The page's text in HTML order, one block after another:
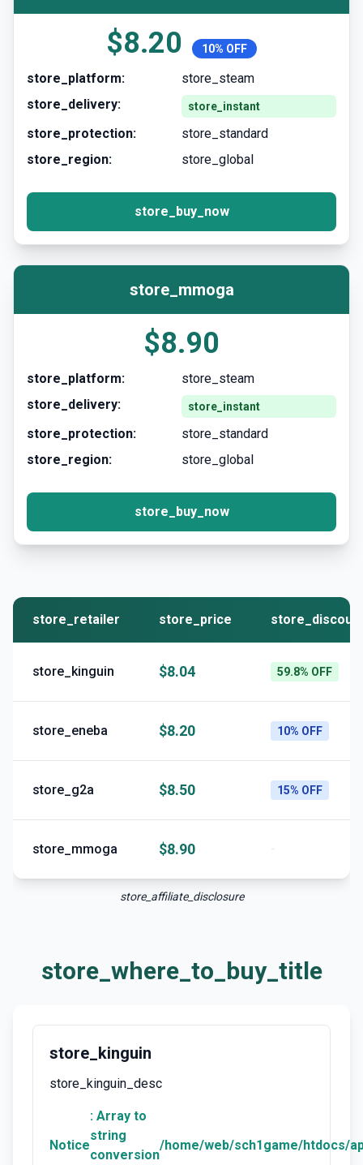
$8.20 10% OFF
store_platform:
store_steam
store_delivery:
store_instant
store_protection:
store_standard
store_region:
store_global
store_buy_now
store_mmoga
$8.90
store_platform:
store_steam
store_delivery:
store_instant
store_protection:
store_standard
store_region:
store_global
store_buy_now
store_retailer store_price
store_kinguin $8.04 59.8% OFF
store_eneba $8.20 10% OFF
store_g2a $8.50 15% OFF
store_mmoga $8.90 -
store_affiliate_disclosure
store_where_to_buy_title
store_kinguin
store_kinguin_desc
Notice
: Array to
string
conversion
/home/web/sch1game/htdocs/